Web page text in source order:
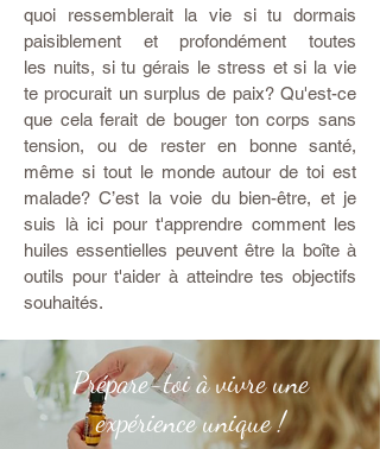
quoi ressemblerait la vie si tu dormais
paisiblement et profondément toutes
les nuits, si tu gérais le stress et si la vie
te procurait un surplus de paix? Qu'est-ce
que cela ferait de bouger ton corps sans
tension, ou de rester en bonne santé,
même si tout le monde autour de toi est
malade? C’est la voie du bien-être, et je
suis là ici pour t'apprendre comment les
huiles essentielles peuvent être la boîte à
outils pour t'aider à atteindre tes objectifs
souhaités.
Prépare-toi à vivre une
expérience unique !